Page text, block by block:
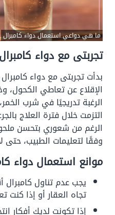
ما هي دواعي استعمال دواء كامبرال
تجربتى مع دواء كامبرال
بدأت تجربتى مع دواء
الإقلاع عن تعاطي الكحول،
الرغبة تدريجيًا في شرب
التزمت خلال فترة العلاج
الرغم من شعوري بتحسن
وفقًا لتعليمات الطبيب، حتى
موانع استعمال دواء
يجب عدم تناول
تجاه العقار أو إذا
إذا تكونت لديك أفكار